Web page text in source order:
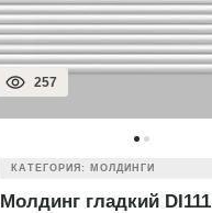
257
КАТЕГОРИЯ: МОЛДИНГИ
Молдинг гладкий DI111